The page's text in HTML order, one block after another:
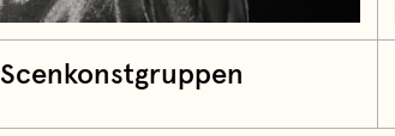
Scenkonstgruppen